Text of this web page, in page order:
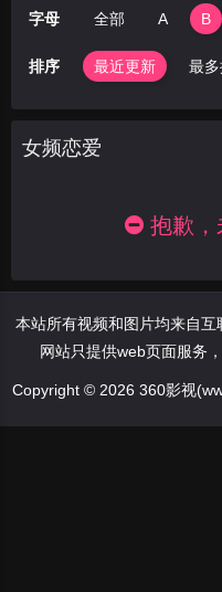
字母 全部 A B
排序 最近更新 最
女频恋爱
抱歉，
本站所有视频和图片均来自
网站只提供web页面服务
Copyright © 2026 360影视